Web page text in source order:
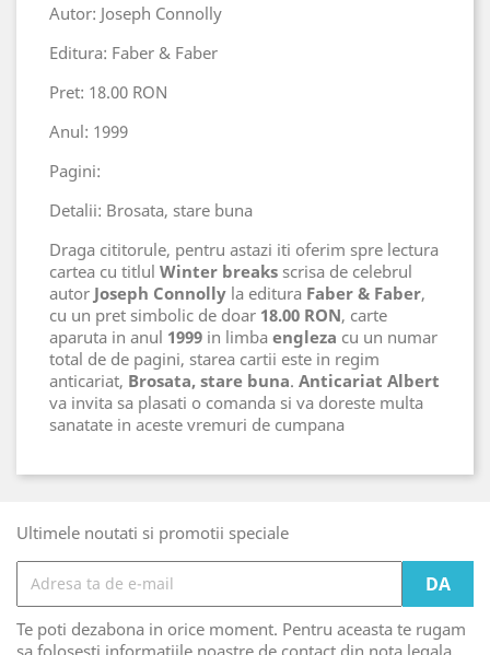
Autor: Joseph Connolly
Editura: Faber & Faber
Pret: 18.00 RON
Anul: 1999
Pagini:
Detalii: Brosata, stare buna
Draga cititorule, pentru astazi iti oferim spre lectura
cartea cu titlul Winter breaks scrisa de celebrul
autor Joseph Connolly la editura Faber & Faber,
cu un pret simbolic de doar 18.00 RON, carte
aparuta in anul 1999 in limba engleza cu un numar
total de de pagini, starea cartii este in regim
anticariat, Brosata, stare buna. Anticariat Albert
va invita sa plasati o comanda si va doreste multa
sanatate in aceste vremuri de cumpana
Ultimele noutati si promotii speciale
Te poti dezabona in orice moment. Pentru aceasta te rugam
sa folosesti informatiile noastre de contact din nota legala.